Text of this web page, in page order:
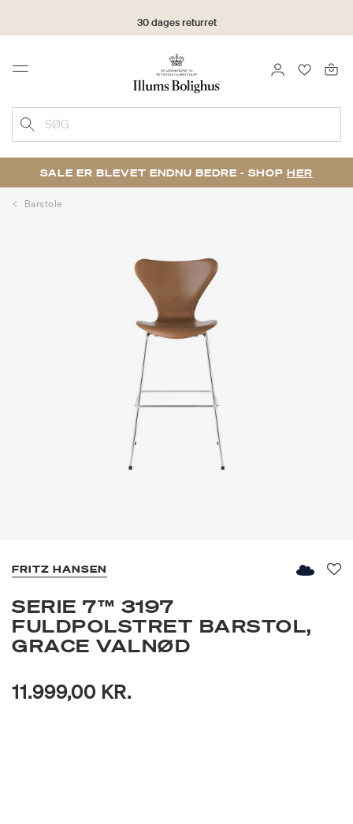
30 dages returret
Menu LOG IND
SØG
SALE ER BLEVET ENDNU BEDRE - SHOP HER
Barstole
FRITZ HANSEN
SERIE 7™ 3197
FULDPOLSTRET BARSTOL,
GRACE VALNØD
11.999,00 KR.